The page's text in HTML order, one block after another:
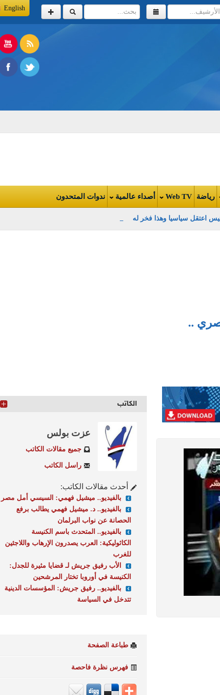
English
Web TV أصداء عالمية ندوات المتحدون
اعتقل سياسيا وهذا فخر له
..
الكاتب
عزت بولس
جميع مقالات الكاتب
راسل الكاتب
أحدث مقالات الكاتب:
بالفيديو.. ميشيل فهمي: السيسي أمل مصر
بالفيديو.. د. ميشيل فهمي يطالب برفع
الحصانة عن نواب البرلمان
بالفيديو.. المتحدث باسم الكنيسة
الكاثوليكية: العرب يصدرون الإرهاب واللاجئين
للغرب
الأب رفيق جريش لـ قضايا مثيرة للجدل:
الكنيسة في أوروبا تختار المرشحين
بالفيديو.. رفيق جريش: المؤسسات الدينية
تتدخل في السياسة
طباعة الصفحة
فهرس نظرة فاحصة